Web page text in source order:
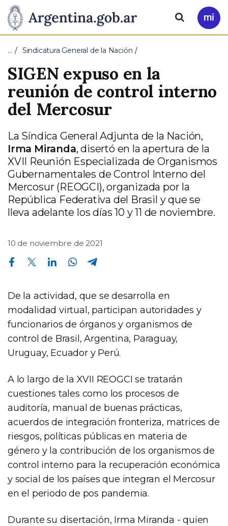
Presidencia
de
la
Nación
Pasar al contenido principal
Ir
a
Buscar
… Sindicatura General de la Nación
SIGEN expuso en la
reunión de control interno
del Mercosur
La Síndica General Adjunta de la Nación,
Irma Miranda, disertó en la apertura de la
XVII Reunión Especializada de Organismos
Gubernamentales de Control Interno del
Mercosur (REOGCI), organizada por la
República Federativa del Brasil y que se
lleva adelante los días 10 y 11 de noviembre.
10 de noviembre de 2021
Compartir en Facebook Compartir en Twitter Compartir en Linkedin Compartir en Whatsapp
De la actividad, que se desarrolla en
modalidad virtual, participan autoridades y
funcionarios de órganos y organismos de
control de Brasil, Argentina, Paraguay,
Uruguay, Ecuador y Perú.
A lo largo de la XVII REOGCI se tratarán
cuestiones tales como los procesos de
auditoría, manual de buenas prácticas,
acuerdos de integración fronteriza, matrices de
riesgos, políticas públicas en materia de
género y la contribución de los organismos de
control interno para la recuperación económica
y social de los países que integran el Mercosur
en el periodo de pos pandemia.
Durante su disertación, Irma Miranda - quien